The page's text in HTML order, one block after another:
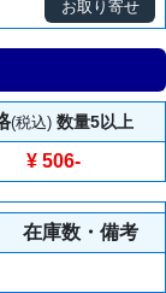
お取り寄せ
(税込) 数量5以上
¥ 506-
在庫数・備考